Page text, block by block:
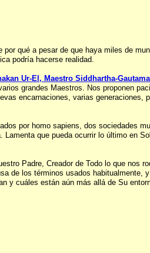
qué a pesar de que haya miles de
podría hacerse realidad.
Ur-El, Maestro Siddhartha-
grandes Maestros. Nos proponen
encarnaciones, varias
por homo sapiens, dos sociedades
que pueda ocurrir lo último en
Padre, Creador de Todo lo que
de los términos usados
y cuáles están aún más allá de Su